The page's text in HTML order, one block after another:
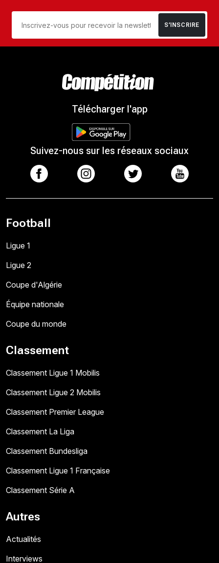
S’INSCRIRE
Télécharger l'app
Suivez-nous sur les réseaux sociaux
Football
Ligue 1
Ligue 2
Coupe d'Algérie
Équipe nationale
Coupe du monde
Classement
Classement Ligue 1 Mobilis
Classement Ligue 2 Mobilis
Classement Premier League
Classement La Liga
Classement Bundesliga
Classement Ligue 1 Française
Classement Série A
Autres
Actualités
Interviews